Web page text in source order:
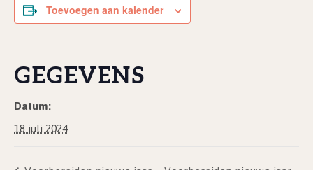
Toevoegen aan kalender
GEGEVENS
Datum:
18 juli 2024